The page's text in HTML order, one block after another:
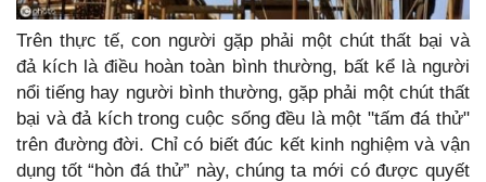
Trên thực tế, con người gặp phải một chút thất bại và
đả kích là điều hoàn toàn bình thường, bất kể là người
nổi tiếng hay người bình thường, gặp phải một chút thất
bại và đả kích trong cuộc sống đều là một "tấm đá thử"
trên đường đời. Chỉ có biết đúc kết kinh nghiệm và vận
dụng tốt “hòn đá thử” này, chúng ta mới có được quyết